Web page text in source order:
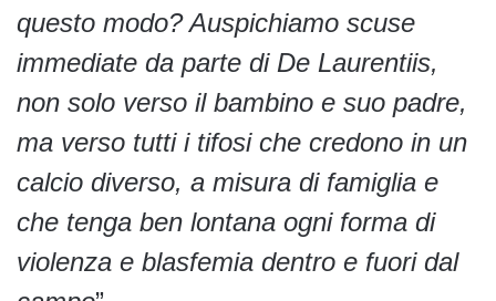
questo modo? Auspichiamo scuse
immediate da parte di De Laurentiis,
non solo verso il bambino e suo padre,
ma verso tutti i tifosi che credono in un
calcio diverso, a misura di famiglia e
che tenga ben lontana ogni forma di
violenza e blasfemia dentro e fuori dal